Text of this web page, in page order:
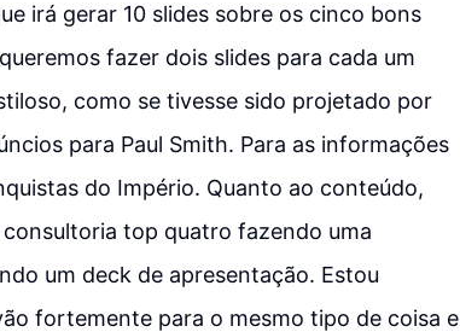
irá gerar 10 slides sobre os cinco bons
fazer dois slides para cada um
como se tivesse sido projetado por
para Paul Smith. Para as informações
do Império. Quanto ao conteúdo,
top quatro fazendo uma
um deck de apresentação. Estou
fortemente para o mesmo tipo de coisa e